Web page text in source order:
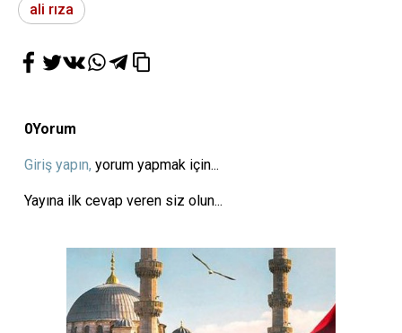
ali rıza
0Yorum
Giriş yapın, yorum yapmak için...
Yayına ilk cevap veren siz olun...